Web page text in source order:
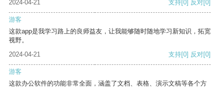
2024-04-21 支持[0] 反对[0]
游客
这款app是我学习路上的良师益友，让我能够随时随地学习新知识，拓宽
视野。
2024-04-21
支持[0] 反对[0]
游客
这款办公软件的功能非常全面，涵盖了文档、表格、演示文稿等各个方